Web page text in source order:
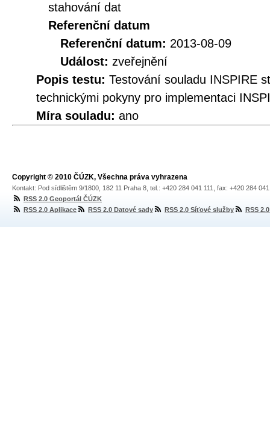
stahování dat
Referenční datum
Referenční datum: 2013-08-09
Událost: zveřejnění
Popis testu: Testování souladu INSPIRE
technickými pokyny pro implementaci
Míra souladu: ano
Copyright © 2010 ČÚZK, Všechna práva vyhrazena
Kontakt: Pod sídlištěm 9/1800, 182 11 Praha 8, tel.: +420 284 041 111, fax: +420 284
RSS 2.0 Geoportál ČÚZK
RSS 2.0 Aplikace
RSS 2.0 Datové sady RSS 2.0 Síťové služby RSS